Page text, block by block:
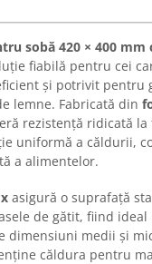
DE
sobă 420 × 400 mm
fiabilă pentru cei
și potrivit pentru
lemne. Fabricată din
rezistență ridicată
uniformă a căldurii,
a alimentelor.
asigură o suprafață
de gătit, fiind ideal
dimensiuni medii și
căldura pentru